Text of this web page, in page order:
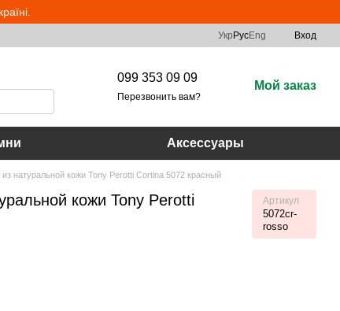
Укр РусEng Вход
099 353 09 09
Перезвонить вам?
Мой заказ
Аксессуары
натуральной кожи Tony Perotti Cortina 5072 красный
кожи Tony Perotti
Артикул
5072cr-
rosso